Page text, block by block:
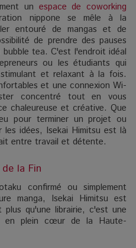
un espace de coworking
nippone se mêle à la
entouré de mangas et de
de prendre des pauses
tea. C'est l'endroit idéal
ou les étudiants qui
et relaxant à la fois.
et une connexion Wi-
concentré tout en vous
chaleureuse et créative. Que
pour terminer un projet ou
les idées, Isekai Himitsu est là
entre travail et détente.
la Fin
manga, Isekai Himitsu est
qu'une librairie, c'est une
en plein cœur de la Haute-